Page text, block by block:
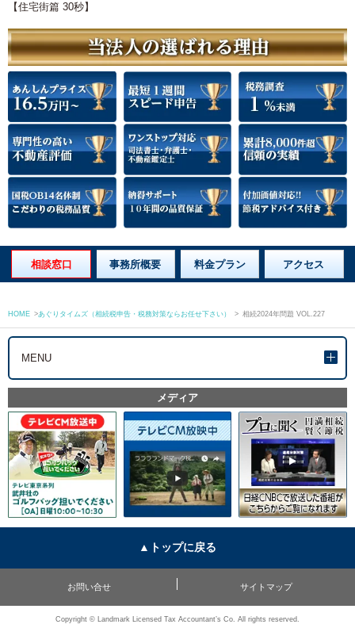
【住宅街篇 30秒】
相談窓口 事務所概要 料金プラン アクセス
HOME >あぐりタイムズ（相続税申告・税務対策ならお任せ下さい） > 相続2024年問題 VOL.227
MENU
メディア
▲トップに戻る
お問い合せ サイトマップ
Copyright © Landmark Licensed Tax Accountant’s Co. All rights reserved.